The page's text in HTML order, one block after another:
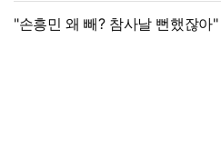
"손흥민 왜 빼? 참사날 뻔했잖아